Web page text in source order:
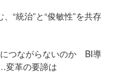
“統治”と“俊敏性”を共存
つながらないのか BI導
変革の要諦は